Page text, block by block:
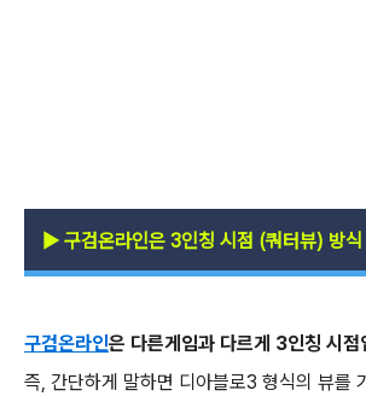
▶ 구검온라인은 3인칭 시점 (쿼터뷰) 방식
구검온라인은 다른게임과 다르게 3인칭 시점
즉, 간단하게 말하면 디아블로3 형식의 뷰를